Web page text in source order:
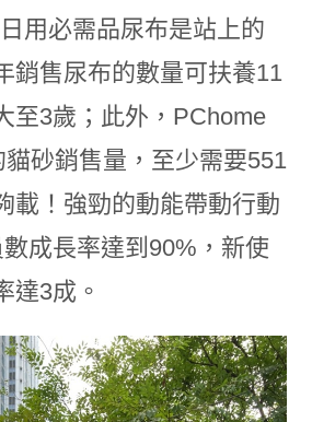
用必需品尿布是站上的
銷售尿布的數量可扶養11
至3歲；此外，PChome
砂銷售量，至少需要551
載！強勁的動能帶動行動
成長率達到90%，新使
達3成。